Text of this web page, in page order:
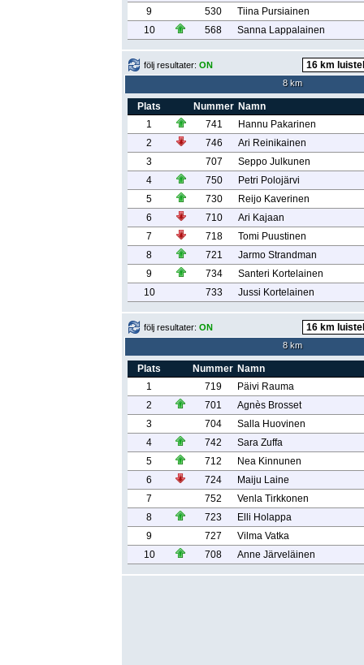
9
530
Tiina Pursiainen
10
568 Sanna Lappalainen
följ resultater: ON
8 km
Plats Nummer Namn
1
741
Hannu Pakarinen
2
746
Ari Reinikainen
3
707
Seppo Julkunen
4
750
Petri Polojärvi
5
730
Reijo Kaverinen
6
710
Ari Kajaan
7
718
Tomi Puustinen
8
721
Jarmo Strandman
9
734
Santeri Kortelainen
10
733 Jussi Kortelainen
följ resultater: ON
8 km
Plats Nummer Namn
1
719
Päivi Rauma
2
701
Agnès Brosset
3
704
Salla Huovinen
4
742
Sara Zuffa
5
712
Nea Kinnunen
6
724
Maiju Laine
7
752
Venla Tirkkonen
8
723
Elli Holappa
9
727
Vilma Vatka
10
708 Anne Järveläinen